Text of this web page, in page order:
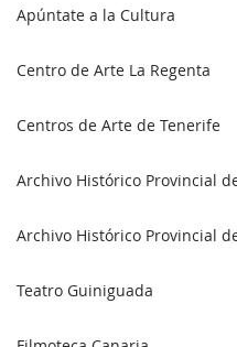
Apúntate a la Cultura
Centro de Arte La Regenta
Centros de Arte de Tenerife
Archivo Histórico Provincial
Archivo Histórico Provincial
Teatro Guiniguada